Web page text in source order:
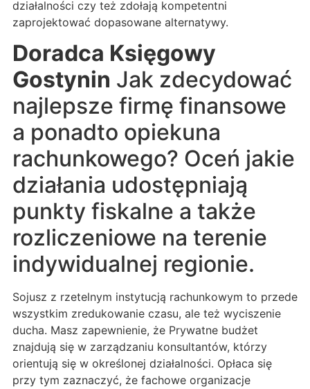
działalności czy też zdołają kompetentni
zaprojektować dopasowane alternatywy.
Doradca Księgowy
Gostynin Jak zdecydować
najlepsze firmę finansowe
a ponadto opiekuna
rachunkowego? Oceń jakie
działania udostępniają
punkty fiskalne a także
rozliczeniowe na terenie
indywidualnej regionie.
Sojusz z rzetelnym instytucją rachunkowym to przede
wszystkim zredukowanie czasu, ale też wyciszenie
ducha. Masz zapewnienie, że Prywatne budżet
znajdują się w zarządzaniu konsultantów, którzy
orientują się w określonej działalności. Opłaca się
przy tym zaznaczyć, że fachowe organizacje